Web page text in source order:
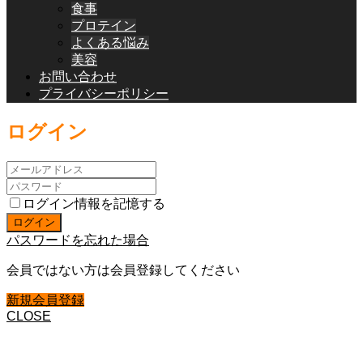
食事
プロテイン
よくある悩み
美容
お問い合わせ
プライバシーポリシー
ログイン
ログイン情報を記憶する
パスワードを忘れた場合
会員ではない方は会員登録してください
新規会員登録
CLOSE